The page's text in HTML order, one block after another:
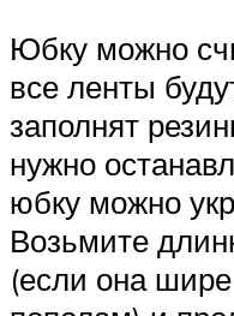
Юбку можно
все ленты
заполнят
нужно
юбку можно
Возьмите
(если она